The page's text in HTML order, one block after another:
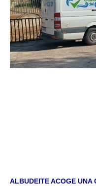
ALBUDEITE ACOGE UNA